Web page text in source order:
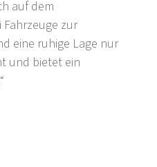
auf dem
zur
eine ruhige Lage nur
und bietet ein
an der Budva-
Küstenlandschaft